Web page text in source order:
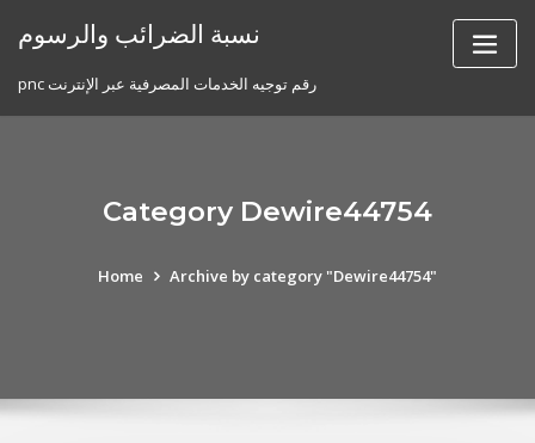
نسبة الضرائب والرسوم
pnc رقم توجيه الخدمات المصرفية عبر الإنترنت
Category Dewire44754
Home Archive by category "Dewire44754"